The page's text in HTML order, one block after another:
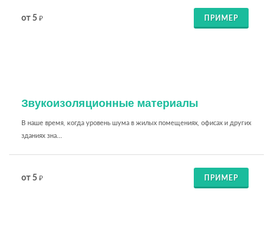
от 5 ₽ ПРИМЕР
Звукоизоляционные материалы
В наше время, когда уровень шума в жилых помещениях, офисах и других
зданиях зна...
от 5 ₽ ПРИМЕР